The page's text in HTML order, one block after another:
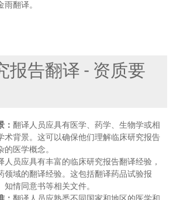
翻译。
报告翻译 - 资质要
：翻译人员应具有医学、药学、生物学或相
术背景。这可以确保他们理解临床研究报告
医学概念。
人员应具有丰富的临床研究报告翻译经验，
领域的翻译经验。这包括翻译药品试验报
情同意书等相关文件。